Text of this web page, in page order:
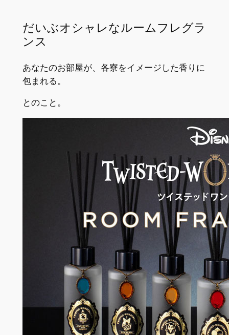
だいぶオシャレなルームフレグラ
ンス
あなたのお部屋が、各寮をイメージした香りに
包まれる。
とのこと。